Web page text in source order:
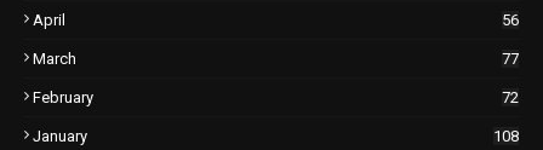
April 56
March 77
February 72
January 108